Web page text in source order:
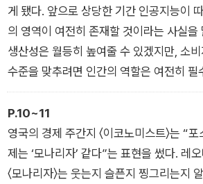
기를 권한다.
게 됐다. 앞으로 상당한 기간 인공지능이
의 영역이 여전히 존재할 것이라는 사실을
생산성은 월등히 높여줄 수 있겠지만, 소
수준을 맞추려면 인간의 역할은 여전히 필
요해졌는지도 모르겠다. 인공지능이 내놓
속에서 어떤 ‘휴먼 터치’가 마지막에 더해
준이 결정될 것이기 때문이다.
P.10~11
영국의 경제 주간지 〈이코노미스트〉는 “
제는 ‘모나리자’ 같다”는 표현을 썼다. 레
〈모나리자〉는 웃는지 슬픈지 찡그리는지